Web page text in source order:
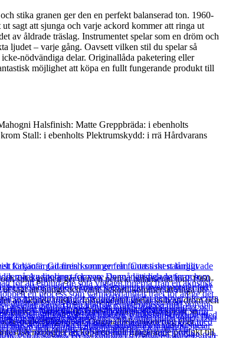
stika granen ger den en perfekt balanserad ton. 1960-
sagt att sjunga och varje ackord kommer att ringa ut
av åldrade träslag. Instrumentet spelar som en dröm och
ljudet – varje gång. Oavsett vilken stil du spelar så
nödvändiga delar. Originallåda paketering eller
möjlighet att köpa en fullt fungerande produkt till
Halsfinish: Matte Greppbräda: i ebenholts
Stall: i ebenholts Plektrumskydd: i rrä Hårdvarans
stika granen ger den en perfekt balanserad ton. 1960-
sagt att sjunga och varje ackord kommer att ringa ut
av åldrade träslag. Instrumentet spelar som en dröm och
ljudet – varje gång. Oavsett vilken stil du spelar så
nödvändiga delar. Originallåda paketering eller
möjlighet att köpa en fullt fungerande produkt till